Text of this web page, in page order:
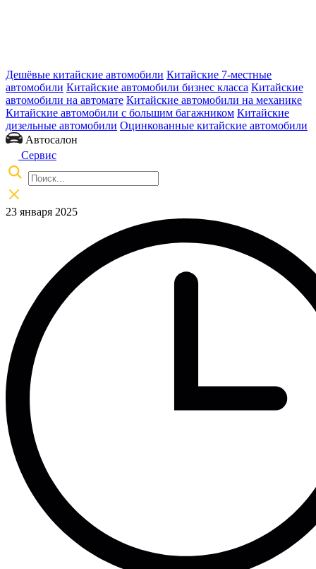
Дешёвые китайские автомобили Китайские 7-местные
автомобили Китайские автомобили бизнес класса Китайские
автомобили на автомате Китайские автомобили на механике
Китайские автомобили с большим багажником Китайские
дизельные автомобили Оцинкованные китайские автомобили
Автосалон
Сервис
23 января 2025